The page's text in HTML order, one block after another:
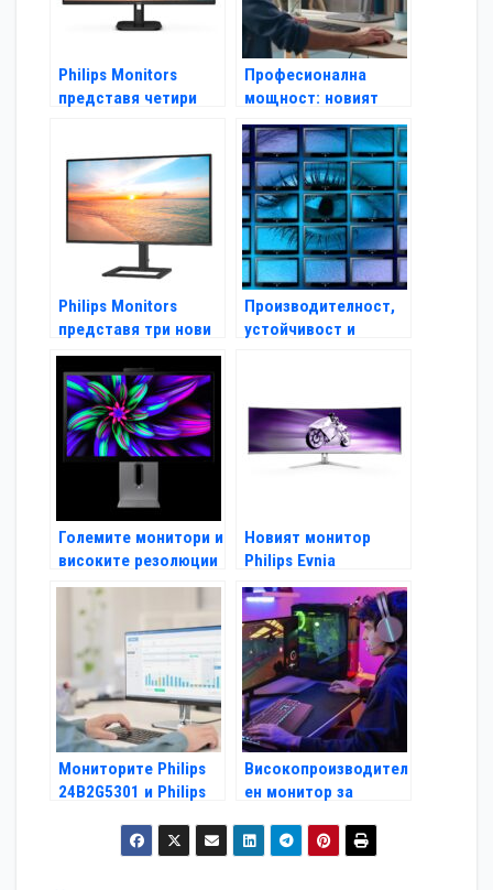
Philips Monitors
представя четири
E1
Професионална
мощност: новият
монитор Philips
49B2U6900CH
предлага уеб камера
с автоматично
кадриране и Smart
KVM
Philips Monitors
представя три нови
многофункционални
модела в серията E1
за хибридна и
дистанционна
работа
Производителност,
устойчивост и
2025
Големите монитори и
високите резолюции
водят до значително
повишаване на
производителността
на бизнес
потребителите
Новият монитор
Philips Evnia
49M2C8900
предефинира
визуалното
съвършенство със
своя QD OLED панел
Мониторите Philips
24B2G5301 и Philips
Високопроизводител
ен монитор за
спортове за
състезателни